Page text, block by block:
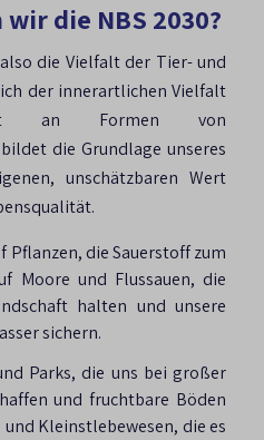
die NBS 2030?
die Vielfalt der Tier- und
der innerartlichen Vielfalt
an Formen von
die Grundlage unseres
unschätzbaren Wert
Pflanzen, die Sauerstoff zum
Moore und Flussauen, die
halten und unsere
sichern.
Parks, die uns bei großer
und fruchtbare Böden
Kleinstlebewesen, die es